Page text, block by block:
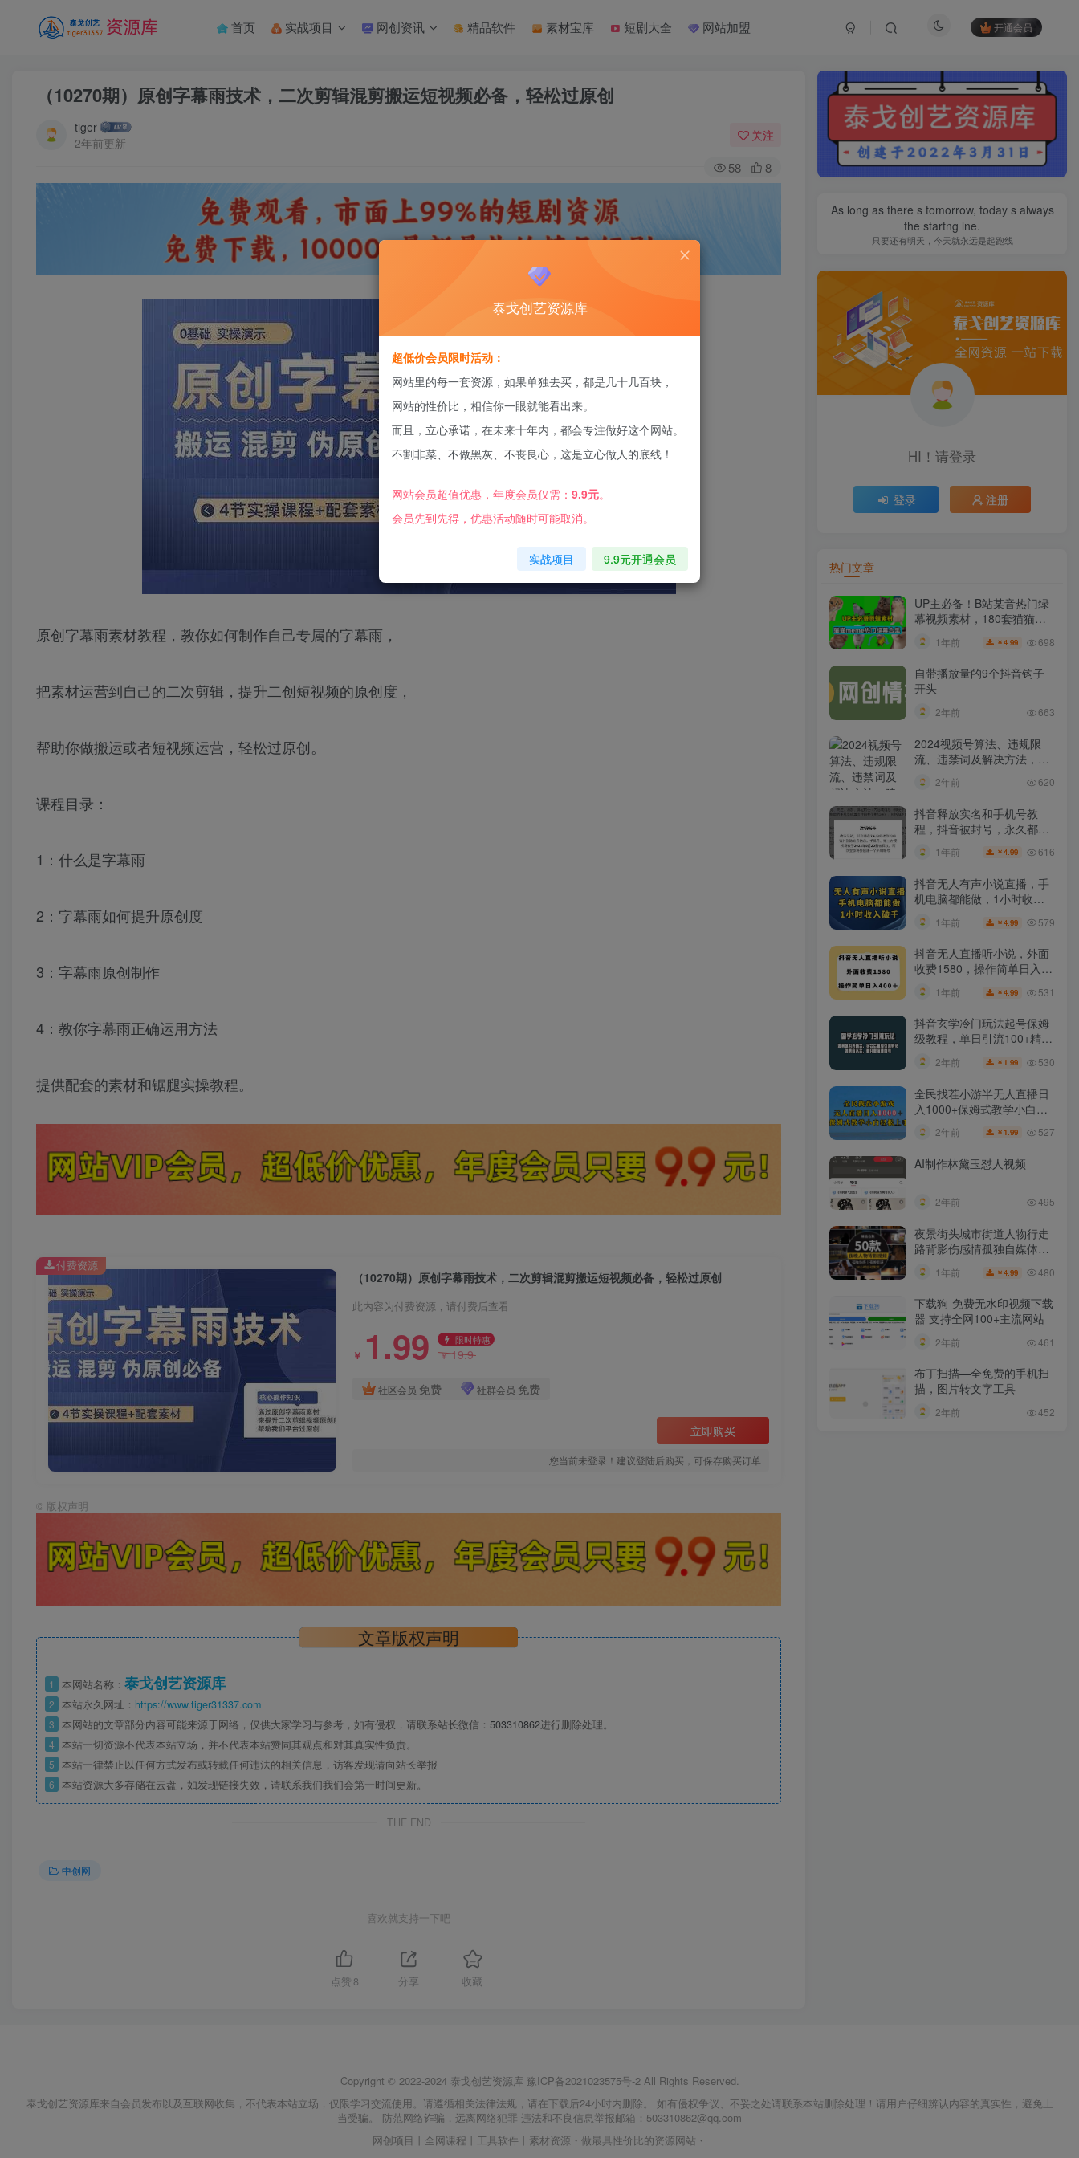
首页 实战项目 网创资讯 精品软件 素材宝库 短剧大全 网站加盟 开通会员
（10270期）原创字幕雨技术，二次剪辑混剪搬运短视频必备，轻松过原创
tiger
2年前更新
关注
58 8
原创字幕雨素材教程，教你如何制作自己专属的字幕雨，
把素材运营到自己的二次剪辑，提升二创短视频的原创度，
帮助你做搬运或者短视频运营，轻松过原创。
课程目录：
1：什么是字幕雨
2：字幕雨如何提升原创度
3：字幕雨原创制作
4：教你字幕雨正确运用方法
提供配套的素材和锯腿实操教程。
（10270期）原创字幕雨技术，二次剪辑混剪搬运短视频必备，轻松过原创
此内容为付费资源，请付费后查看
￥ 1.99 限时特惠
￥19.9
社区会员 免费 社群会员 免费
立即购买
您当前未登录！建议登陆后购买，可保存购买订单
付费资源
© 版权声明
文章版权声明
1 本网站名称： 泰戈创艺资源库
2 本站永久网址： https://www.tiger31337.com
3 本网站的文章部分内容可能来源于网络，仅供大家学习与参考，如有侵权，请联系站长微信： 503310862进行删除处理。
4 本站一切资源不代表本站立场，并不代表本站赞同其观点和对其真实性负责。
5 本站一律禁止以任何方式发布或转载任何违法的相关信息，访客发现请向站长举报
6 本站资源大多存储在云盘，如发现链接失效，请联系我们我们会第一时间更新。
THE END
中创网
喜欢就支持一下吧
点赞 8 分享 收藏
As long as there s tomorrow, today s always
the startng lne.
只要还有明天，今天就永远是起跑线
HI！请登录
登录 注册
热门文章
UP主必备！B站某音热门绿
幕视频素材，180套猫猫
meme动态绿幕合集包，含
背景图BGM，含使用教程
1年前 ￥4.99 698
自带播放量的9个抖音钩子
开头
2年前 663
2024视频号算法、违规限
流、违禁词及解决方法，建
2年前 620
抖音释放实名和手机号教
程，抖音被封号，永久都可
1年前 ￥4.99 616
抖音无人有声小说直播，手
机电脑都能做，1小时收入
1年前 ￥4.99 579
抖音无人直播听小说，外面
收费1580，操作简单日入
400+【揭秘】
1年前 ￥4.99 531
抖音玄学冷门玩法起号保姆
级教程，单日引流100+精准
玄学粉
2年前 ￥ 1.99 530
全民找茬小游半无人直播日
入1000+保姆式教学小白轻
2年前 ￥ 1.99 527
AI制作林黛玉怼人视频
2年前 495
夜景街头城市街道人物行走
路背影伤感情孤独自媒体抖
1年前 ￥4.99 480
下载狗-免费无水印视频下载
器 支持全网100+主流网站​
2年前 461
布丁扫描—全免费的手机扫
描，图片转文字工具
2年前 452
Copyright © 2022-2024 泰戈创艺资源库 豫ICP备2021023575号-2All Rights Reserved.
泰戈创艺资源库来自会员发布以及互联网收集，不代表本站立场，仅限学习交流使用。请遵循相关法律法规，请在下载后24小时内删除。 如有侵权争议、不妥之处请联系本站删除处理！请用户仔细辨认内容的真实性，避免上
当受骗。 防范网络诈骗，远离网络犯罪 违法和不良信息举报邮箱：503310862@qq.com
网创项目丨全网课程丨工具软件丨素材资源・做最具性价比的资源网站・
泰戈创艺资源库
超低价会员限时活动：
网站里的每一套资源，如果单独去买，都是几十几百块，
网站的性价比，相信你一眼就能看出来。
而且，立心承诺，在未来十年内，都会专注做好这个网站。
不割非菜、不做黑灰、不丧良心，这是立心做人的底线！
网站会员超值优惠，年度会员仅需： 9.9元。
会员先到先得，优惠活动随时可能取消。
实战项目 9.9元开通会员